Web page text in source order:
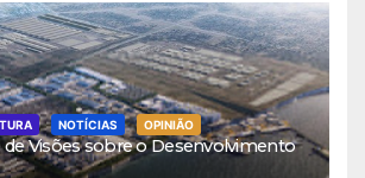
NOTÍCIAS OPINIÃO
de Visões sobre o Desenvolvimento